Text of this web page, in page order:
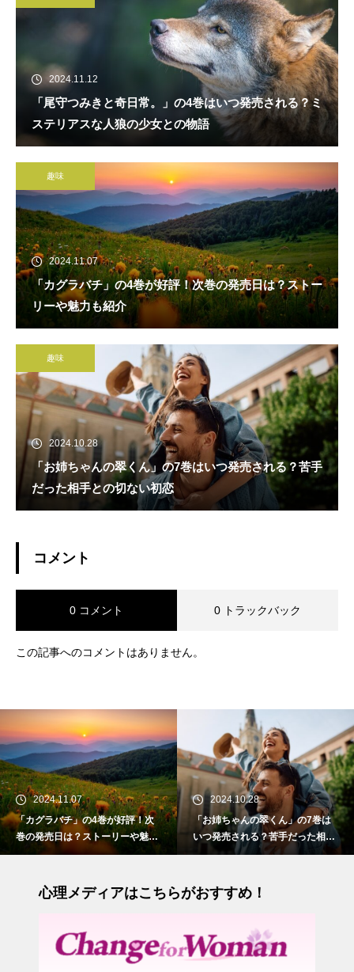
2024.11.12
「尾守つみきと奇日常。」の4巻はいつ発売される？ミ
ステリアスな人狼の少女との物語
趣味
2024.11.07
「カグラバチ」の4巻が好評！次巻の発売日は？ストー
リーや魅力も紹介
趣味
2024.10.28
「お姉ちゃんの翠くん」の7巻はいつ発売される？苦手
だった相手との切ない初恋
コメント
0 コメント 0 トラックバック
この記事へのコメントはありません。
2024.11.07
「カグラバチ」の4巻が好評！次
巻の発売日は？ストーリーや魅力
も紹介
2024.10.28
「お姉ちゃんの翠くん」の7巻は
いつ発売される？苦手だった相手
との切ない初恋
心理メディアはこちらがおすすめ！